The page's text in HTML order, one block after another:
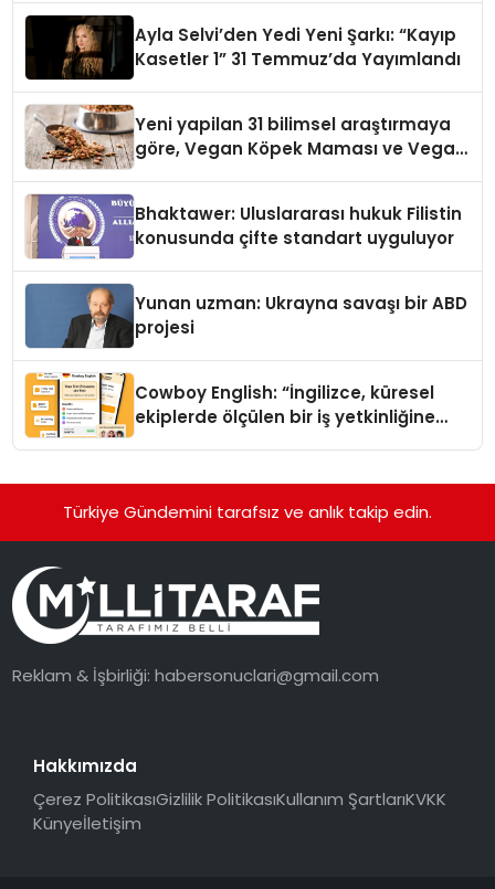
Ayla Selvi’den Yedi Yeni Şarkı: “Kayıp
Kasetler 1” 31 Temmuz’da Yayımlandı
Yeni yapilan 31 bilimsel araştırmaya
göre, Vegan Köpek Maması ve Vegan
Bhaktawer: Uluslararası hukuk Filistin
konusunda çifte standart uyguluyor
Yunan uzman: Ukrayna savaşı bir ABD
projesi
Cowboy English: “İngilizce, küresel
ekiplerde ölçülen bir iş yetkinliğine
Türkiye Gündemini tarafsız ve anlık takip edin.
Reklam & İşbirliği:habersonuclari@gmail.com
Hakkımızda
Çerez PolitikasıGizlilik PolitikasıKullanım ŞartlarıKVKK
Künyeİletişim